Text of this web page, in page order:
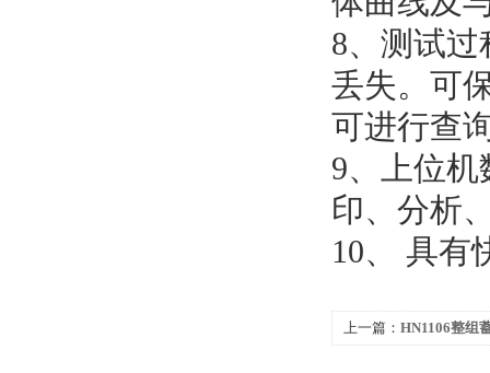
8、测试
丢失。可
可进行查
9、上位
印、分析
10、
具有
上一篇： HN1106整组